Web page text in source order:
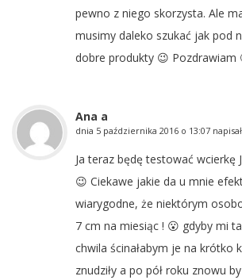
pewno z niego skorzysta. Ale
musimy daleko szukać jak pod
dobre produkty 😉 Pozdrawiam
Ana a
dnia 5 października 2016 o 13:07
Ja teraz będę testować wcierkę
😉 Ciekawe jakie da u mnie
wiarygodne, że niektórym
7 cm na miesiąc ! 😮 gdyby mi
chwila ścinałabym je na krótko
znudziły a po pół roku znowu by